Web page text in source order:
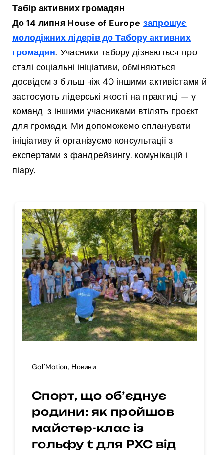
Табір активних громадян
До 14 липня House of Europe запрошує
молодіжних лідерів до Табору активних
громадян. Учасники табору дізнаються про
сталі соціальні ініціативи, обміняються
досвідом з більш ніж 40 іншими активістами й
застосують лідерські якості на практиці — у
команді з іншими учасниками втілять проєкт
для громади. Ми допоможемо спланувати
ініціативу й організуємо консультації з
експертами з фандрейзингу, комунікацій і
піару.
GolfMotion, Новини
Спорт, що об’єднує
родини: як пройшов
майстер-клас із
гольфу t для РХС від